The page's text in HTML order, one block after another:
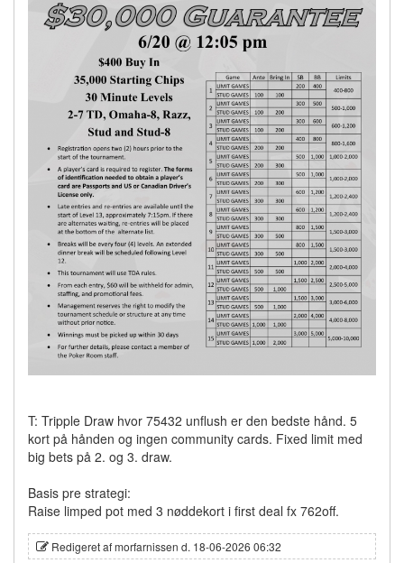
T: Tripple Draw hvor 75432 unflush er den bedste hånd. 5
kort på hånden og ingen community cards. Fixed limit med
big bets på 2. og 3. draw.
Basis pre strategi:
Raise limped pot med 3 nøddekort i first deal fx 762off.
Redigeret af morfarnissen d. 18-06-2026 06:32